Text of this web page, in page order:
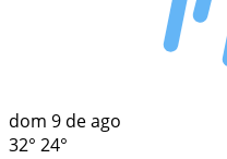
dom 9 de ago
32° 24°